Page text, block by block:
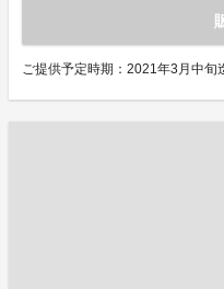
ご提供予定時期：2021年3月中旬